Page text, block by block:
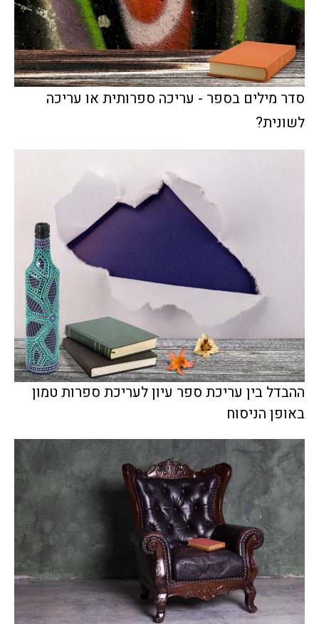
סדר מילים בספר - עריכה ספרותית או עריכה
לשונית?
ההבדל בין עריכת ספר עיון לעריכת ספרות טמון
באופן הניסוח